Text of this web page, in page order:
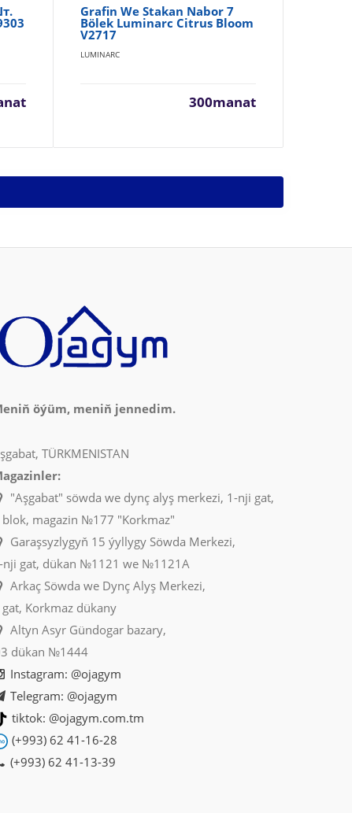
Grafin We Stakan Nabor 7
Bölek Luminarc Citrus Bloom
V2717
LUMINARC
300manat
öýüm, meniň jennedim.
TÜRKMENISTAN
"Aşgabat" söwda we dynç alyş merkezi, 1-nji gat,
blok, magazin №177 "Korkmaz"
Garaşsyzlygyň 15 ýyllygy Söwda Merkezi,
nji gat, dükan №1121 we №1121A
Arkaç Söwda we Dynç Alyş Merkezi,
Korkmaz dükany
Altyn Asyr Gündogar bazary,
dükan №1444
Instagram: @ojagym
Telegram: @ojagym
tiktok: @ojagym.com.tm
(+993) 62 41-16-28
(+993) 62 41-13-39